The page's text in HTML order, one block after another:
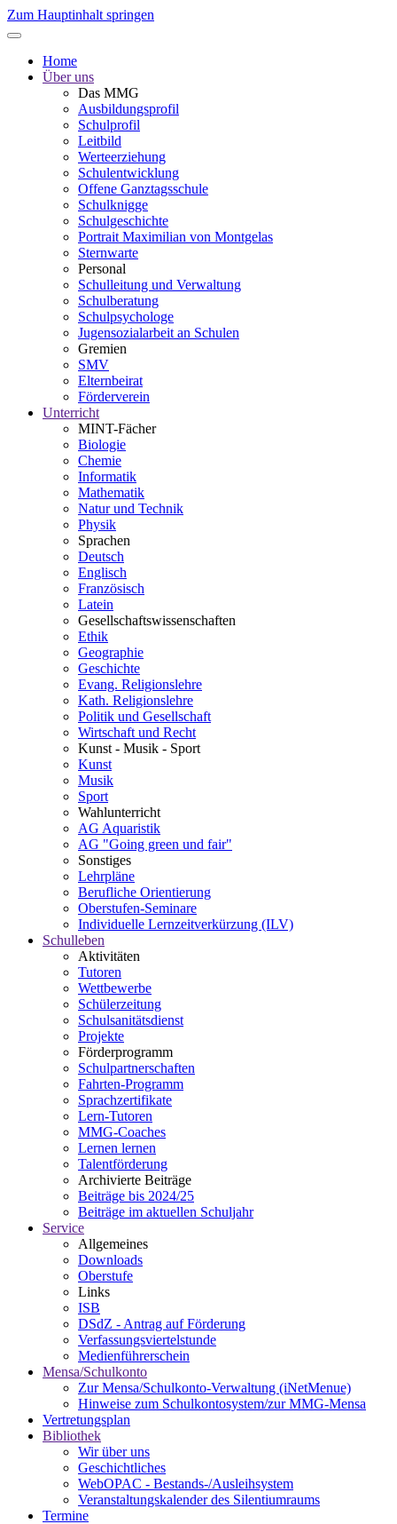
Zum Hauptinhalt springen
Home
Über uns
Das MMG
Ausbildungsprofil
Schulprofil
Leitbild
Werteerziehung
Schulentwicklung
Offene Ganztagsschule
Schulknigge
Schulgeschichte
Portrait Maximilian von Montgelas
Sternwarte
Personal
Schulleitung und Verwaltung
Schulberatung
Schulpsychologe
Jugensozialarbeit an Schulen
Gremien
SMV
Elternbeirat
Förderverein
Unterricht
MINT-Fächer
Biologie
Chemie
Informatik
Mathematik
Natur und Technik
Physik
Sprachen
Deutsch
Englisch
Französisch
Latein
Gesellschaftswissenschaften
Ethik
Geographie
Geschichte
Evang. Religionslehre
Kath. Religionslehre
Politik und Gesellschaft
Wirtschaft und Recht
Kunst - Musik - Sport
Kunst
Musik
Sport
Wahlunterricht
AG Aquaristik
AG "Going green und fair"
Sonstiges
Lehrpläne
Berufliche Orientierung
Oberstufen-Seminare
Individuelle Lernzeitverkürzung (ILV)
Schulleben
Aktivitäten
Tutoren
Wettbewerbe
Schülerzeitung
Schulsanitätsdienst
Projekte
Förderprogramm
Schulpartnerschaften
Fahrten-Programm
Sprachzertifikate
Lern-Tutoren
MMG-Coaches
Lernen lernen
Talentförderung
Archivierte Beiträge
Beiträge bis 2024/25
Beiträge im aktuellen Schuljahr
Service
Allgemeines
Downloads
Oberstufe
Links
ISB
DSdZ - Antrag auf Förderung
Verfassungsviertelstunde
Medienführerschein
Mensa/Schulkonto
Zur Mensa/Schulkonto-Verwaltung (iNetMenue)
Hinweise zum Schulkontosystem/zur MMG-Mensa
Vertretungsplan
Bibliothek
Wir über uns
Geschichtliches
WebOPAC - Bestands-/Ausleihsystem
Veranstaltungskalender des Silentiumraums
Termine